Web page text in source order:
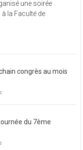
une soirée
la Faculté de
congrès au mois
prochain du 7ème